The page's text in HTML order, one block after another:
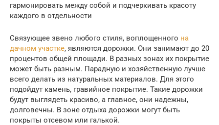
гармонировать между собой и подчеркивать красоту
каждого в отдельности
Связующее звено любого стиля, воплощенного на
дачном участке, являются дорожки. Они занимают до 20
процентов общей площади. В разных зонах их покрытие
может быть разным. Парадную и хозяйственную лучше
всего делать из натуральных материалов. Для этого
подойдут камень, гравийное покрытие. Такие дорожки
будут выглядеть красиво, а главное, они надежны,
долговечны. В зоне отдыха дорожки могут быть
покрыты отсевом или галькой.